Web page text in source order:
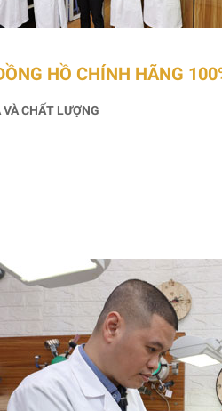
HỒ CHÍNH HÃNG
CHẤT LƯỢNG